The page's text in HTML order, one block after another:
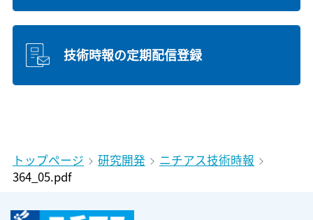
技術時報の定期配信登録
トップページ 研究開発
ニチアス技術時報
364_05.pdf